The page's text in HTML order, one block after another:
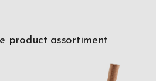
product assortiment